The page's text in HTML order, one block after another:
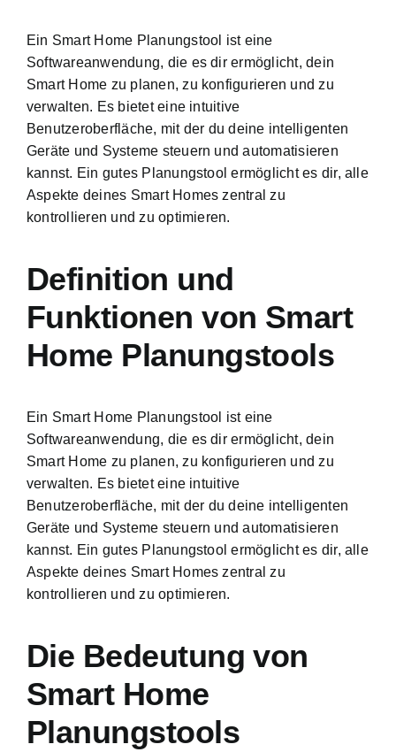
Ein Smart Home Planungstool ist eine
Softwareanwendung, die es dir ermöglicht, dein
Smart Home zu planen, zu konfigurieren und zu
verwalten. Es bietet eine intuitive
Benutzeroberfläche, mit der du deine intelligenten
Geräte und Systeme steuern und automatisieren
kannst. Ein gutes Planungstool ermöglicht es dir, alle
Aspekte deines Smart Homes zentral zu
kontrollieren und zu optimieren.
Definition und
Funktionen von Smart
Home Planungstools
Ein Smart Home Planungstool ist eine
Softwareanwendung, die es dir ermöglicht, dein
Smart Home zu planen, zu konfigurieren und zu
verwalten. Es bietet eine intuitive
Benutzeroberfläche, mit der du deine intelligenten
Geräte und Systeme steuern und automatisieren
kannst. Ein gutes Planungstool ermöglicht es dir, alle
Aspekte deines Smart Homes zentral zu
kontrollieren und zu optimieren.
Die Bedeutung von
Smart Home
Planungstools